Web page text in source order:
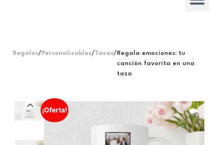
Regalos/ Personalizables/Tazas/ Regala emociones: tu
canción favorita en una
taza
¡Oferta!